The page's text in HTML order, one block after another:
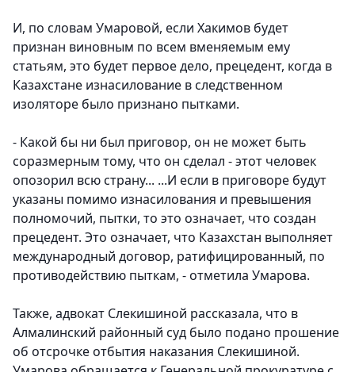
И, по словам Умаровой, если Хакимов будет
признан виновным по всем вменяемым ему
статьям, это будет первое дело, прецедент, когда в
Казахстане изнасилование в следственном
изоляторе было признано пытками.
- Какой бы ни был приговор, он не может быть
соразмерным тому, что он сделал - этот человек
опозорил всю страну... ...И если в приговоре будут
указаны помимо изнасилования и превышения
полномочий, пытки, то это означает, что создан
прецедент. Это означает, что Казахстан выполняет
международный договор, ратифицированный, по
противодействию пыткам, - отметила Умарова.
Также, адвокат Слекишиной рассказала, что в
Алмалинский районный суд было подано прошение
об отсрочке отбытия наказания Слекишиной.